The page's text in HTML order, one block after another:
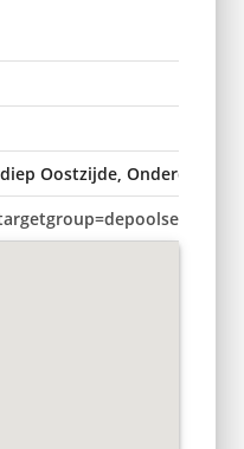
Oostzijde,